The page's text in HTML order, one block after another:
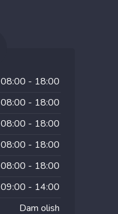
08:00 - 18:00
08:00 - 18:00
08:00 - 18:00
08:00 - 18:00
08:00 - 18:00
09:00 - 14:00
Dam olish